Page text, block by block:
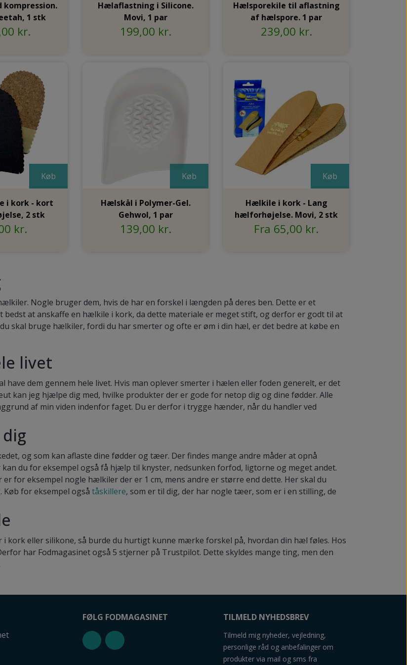
kompression.
1 stk
kr.
Hælaflastning i Silicone.
Movi, 1 par
199,00 kr.
Hælsporekile til aflastning
af hælspore. 1 par
239,00 kr.
Køb
i kork - kort
2 stk
kr.
Køb
Hælskål i Polymer-Gel.
Gehwol, 1 par
139,00 kr.
Køb
Hælkile i kork - Lang
hælforhøjelse. Movi, 2 stk
Fra 65,00 kr.
Nogle bruger dem, hvis de har en forskel i længden på deres ben. Dette er et
bedst at anskaffe en hælkile i kork, da dette materiale er meget stift, og derfor er godt til at
skal bruge hælkiler, fordi du har smerter og ofte er øm i din hæl, er det bedre at købe en
livet
have dem gennem hele livet. Hvis man oplever smerter i hælen eller foden generelt, er det
kan jeg hjælpe dig med, hvilke produkter der er gode for netop dig og dine fødder. Alle
af min viden indenfor faget. Du er derfor i trygge hænder, når du handler ved
og som kan aflaste dine fødder og tæer. Der findes mange andre måder at opnå
kan du for eksempel også få hjælp til knyster, nedsunken forfod, ligtorne og meget andet.
for eksempel nogle hælkiler der er 1 cm, mens andre er større end dette. Her skal du
Køb for eksempel også tåskillere, som er til dig, der har nogle tæer, som er i en stilling, de
i kork eller silikone, så burde du hurtigt kunne mærke forskel på, hvordan din hæl føles. Hos
har Fodmagasinet også 5 stjerner på Trustpilot. Dette skyldes mange ting, men den
FØLG FODMAGASINET TILMELD NYHEDSBREV
Tilmeld mig nyheder, vejledning,
personlige råd og anbefalinger om
produkter via mail og sms fra